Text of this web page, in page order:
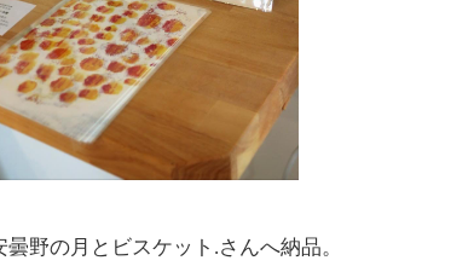
野の月とビスケット.さんへ納品。